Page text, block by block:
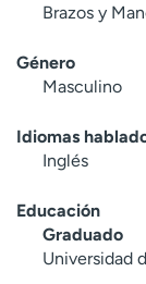
Brazos y
Género
Masculino
Idiomas
Inglés
Educación
Graduado
Universidad